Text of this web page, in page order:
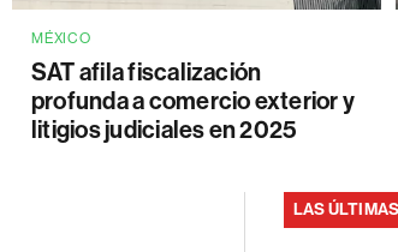
MÉXICO
SAT afila fiscalización
profunda a comercio exterior y
litigios judiciales en 2025
LAS ÚLTIMAS